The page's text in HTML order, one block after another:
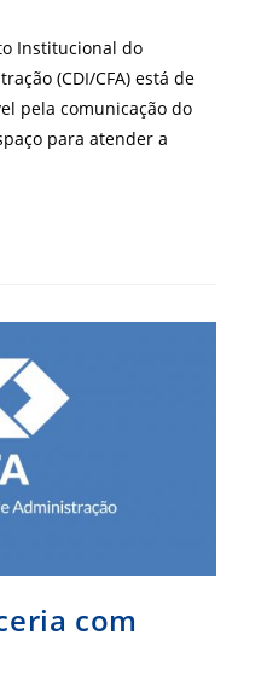
Institucional do
(CDI/CFA) está de
pela comunicação do
para atender a
com